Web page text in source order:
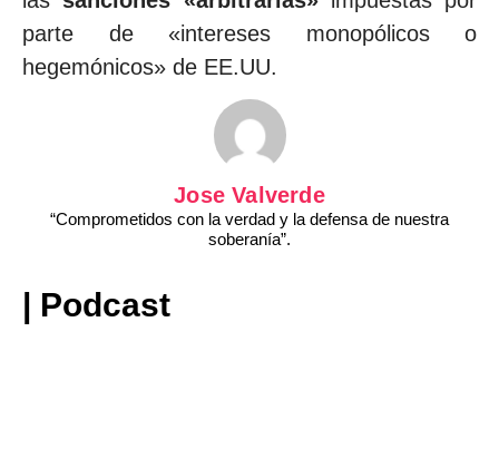
parte de «intereses monopólicos o
hegemónicos» de EE.UU.
Jose Valverde
“Comprometidos con la verdad y la defensa de nuestra
soberanía”.
| Podcast